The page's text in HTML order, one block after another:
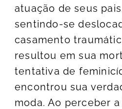
atuação de seus
sentindo-se
casamento
resultou em sua
tentativa de
encontrou sua
moda. Ao perceber